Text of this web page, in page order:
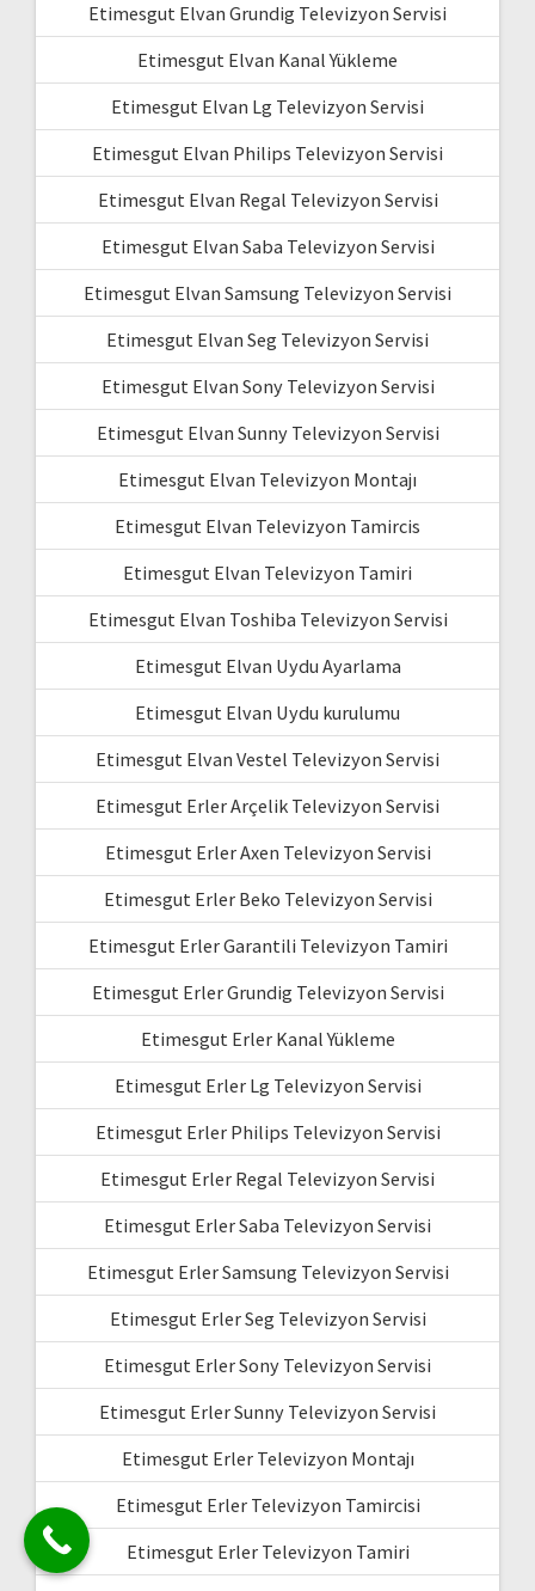
Etimesgut Elvan Grundig Televizyon Servisi
Etimesgut Elvan Kanal Yükleme
Etimesgut Elvan Lg Televizyon Servisi
Etimesgut Elvan Philips Televizyon Servisi
Etimesgut Elvan Regal Televizyon Servisi
Etimesgut Elvan Saba Televizyon Servisi
Etimesgut Elvan Samsung Televizyon Servisi
Etimesgut Elvan Seg Televizyon Servisi
Etimesgut Elvan Sony Televizyon Servisi
Etimesgut Elvan Sunny Televizyon Servisi
Etimesgut Elvan Televizyon Montajı
Etimesgut Elvan Televizyon Tamircis
Etimesgut Elvan Televizyon Tamiri
Etimesgut Elvan Toshiba Televizyon Servisi
Etimesgut Elvan Uydu Ayarlama
Etimesgut Elvan Uydu kurulumu
Etimesgut Elvan Vestel Televizyon Servisi
Etimesgut Erler Arçelik Televizyon Servisi
Etimesgut Erler Axen Televizyon Servisi
Etimesgut Erler Beko Televizyon Servisi
Etimesgut Erler Garantili Televizyon Tamiri
Etimesgut Erler Grundig Televizyon Servisi
Etimesgut Erler Kanal Yükleme
Etimesgut Erler Lg Televizyon Servisi
Etimesgut Erler Philips Televizyon Servisi
Etimesgut Erler Regal Televizyon Servisi
Etimesgut Erler Saba Televizyon Servisi
Etimesgut Erler Samsung Televizyon Servisi
Etimesgut Erler Seg Televizyon Servisi
Etimesgut Erler Sony Televizyon Servisi
Etimesgut Erler Sunny Televizyon Servisi
Etimesgut Erler Televizyon Montajı
Etimesgut Erler Televizyon Tamircisi
Etimesgut Erler Televizyon Tamiri